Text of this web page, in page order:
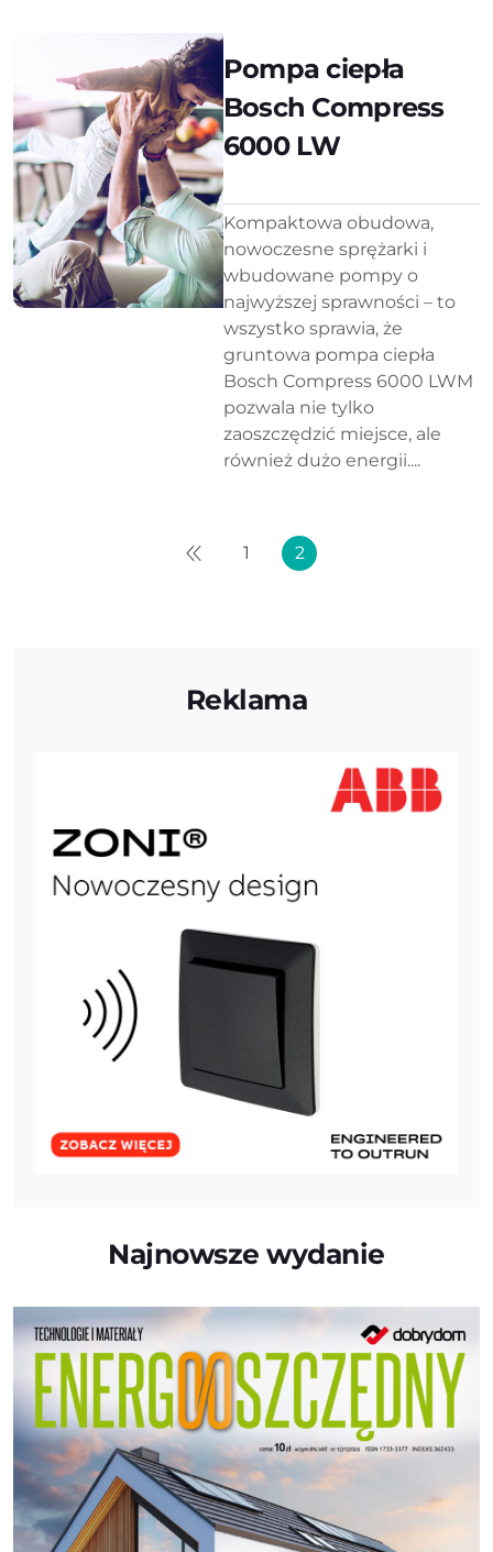
Pompa ciepła
Bosch Compress
6000 LW
Kompaktowa obudowa,
nowoczesne sprężarki i
wbudowane pompy o
najwyższej sprawności – to
wszystko sprawia, że
gruntowa pompa ciepła
Bosch Compress 6000 LWM
pozwala nie tylko
zaoszczędzić miejsce, ale
również dużo energii....
1 2
Reklama
Najnowsze wydanie